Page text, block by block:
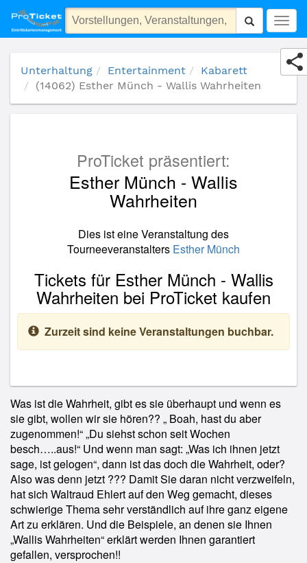
(14062) Esther Münch - Wallis Wahrheiten
Unterhaltung Entertainment
Kabarett
(14062) Esther Münch - Wallis Wahrheiten
ProTicket präsentiert:
Esther Münch - Wallis
Wahrheiten
Dies ist eine Veranstaltung des
Tourneeveranstalters Esther Münch
Tickets für Esther Münch - Wallis
Wahrheiten bei ProTicket kaufen
Zurzeit sind keine Veranstaltungen buchbar.
Was ist die Wahrheit, gibt es sie überhaupt und wenn es
sie gibt, wollen wir sie hören?? „ Boah, hast du aber
zugenommen!“ „Du siehst schon seit Wochen
besch…..aus!“ Und wenn man sagt: „Was ich ihnen jetzt
sage, ist gelogen“, dann ist das doch die Wahrheit, oder?
Also was denn jetzt ??? Damit Sie daran nicht verzweifeln,
hat sich Waltraud Ehlert auf den Weg gemacht, dieses
schwierige Thema sehr verständlich auf ihre ganz eigene
Art zu erklären. Und die Beispiele, an denen sie Ihnen
„Wallis Wahrheiten“ erklärt werden Ihnen garantiert
gefallen, versprochen!!